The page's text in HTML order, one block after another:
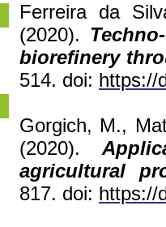
Ferreira da
(2020).
biorefinery
514. doi: https://
Gorgich, M.,
(2020).
agricultural
817. doi: https://